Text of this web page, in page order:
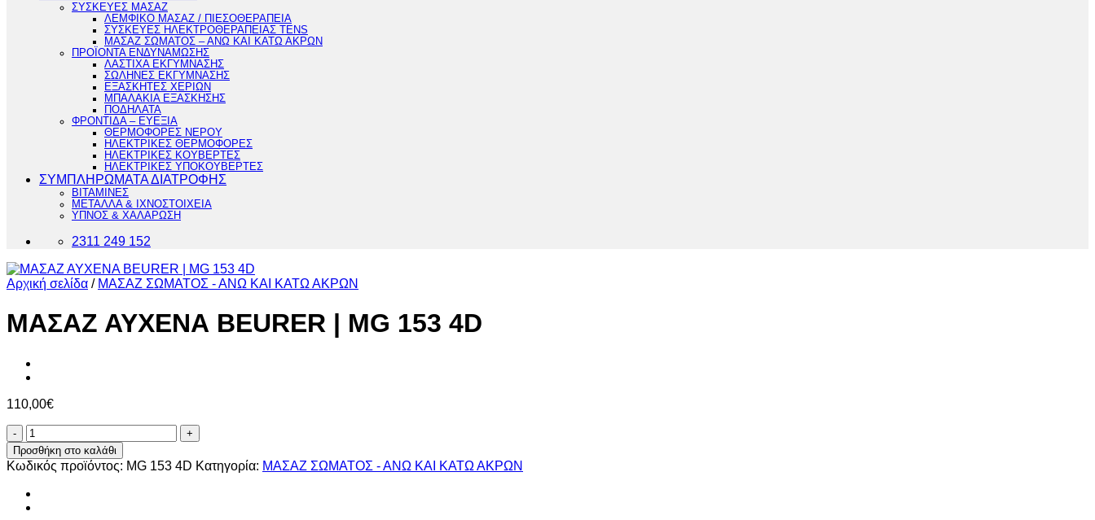
ΣΥΣΚΕΥΕΣ ΜΑΣΑΖ
ΛΕΜΦΙΚΟ ΜΑΣΑΖ / ΠΙΕΣΟΘΕΡΑΠΕΙΑ
ΣΥΣΚΕΥΕΣ ΗΛΕΚΤΡΟΘΕΡΑΠΕΙΑΣ TENS
ΜΑΣΑΖ ΣΩΜΑΤΟΣ – ΑΝΩ ΚΑΙ ΚΑΤΩ ΑΚΡΩΝ
ΠΡΟΪΟΝΤΑ ΕΝΔΥΝΑΜΩΣΗΣ
ΛΑΣΤΙΧΑ ΕΚΓΥΜΝΑΣΗΣ
ΣΩΛΗΝΕΣ ΕΚΓΥΜΝΑΣΗΣ
ΕΞΑΣΚΗΤΕΣ ΧΕΡΙΩΝ
ΜΠΑΛΑΚΙΑ ΕΞΑΣΚΗΣΗΣ
ΠΟΔΗΛΑΤΑ
ΦΡΟΝΤΙΔΑ – ΕΥΕΞΙΑ
ΘΕΡΜΟΦΟΡΕΣ ΝΕΡΟΥ
ΗΛΕΚΤΡΙΚΕΣ ΘΕΡΜΟΦΟΡΕΣ
ΗΛΕΚΤΡΙΚΕΣ ΚΟΥΒΕΡΤΕΣ
ΗΛΕΚΤΡΙΚΕΣ ΥΠΟΚΟΥΒΕΡΤΕΣ
ΣΥΜΠΛΗΡΩΜΑΤΑ ΔΙΑΤΡΟΦΗΣ
ΒΙΤΑΜΙΝΕΣ
ΜΕΤΑΛΛΑ & ΙΧΝΟΣΤΟΙΧΕΙΑ
ΥΠΝΟΣ & ΧΑΛΑΡΩΣΗ
2311 249 152
Αρχική σελίδα / ΜΑΣΑΖ ΣΩΜΑΤΟΣ - ΑΝΩ ΚΑΙ ΚΑΤΩ ΑΚΡΩΝ
ΜΑΣΑΖ ΑΥΧΕΝΑ BEURER | MG 153 4D
110,00€
ΜΑΣΑΖ
ΑΥΧΕΝΑ
BEURER
|
MG
153
Προσθήκη στο καλάθι
Κωδικός προϊόντος: MG 153 4D Κατηγορία: ΜΑΣΑΖ ΣΩΜΑΤΟΣ - ΑΝΩ ΚΑΙ ΚΑΤΩ ΑΚΡΩΝ